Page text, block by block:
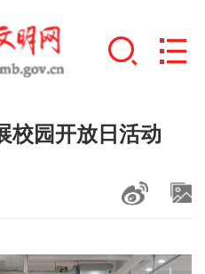
+
校园开放日活动